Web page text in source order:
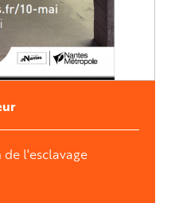
l'esclavage